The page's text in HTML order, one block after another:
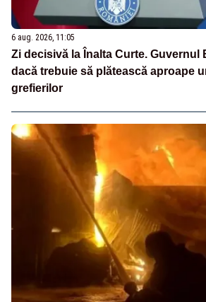
6 aug. 2026, 11:05
Zi decisivă la Înalta Curte. Guvernul
dacă trebuie să plătească aproape
grefierilor